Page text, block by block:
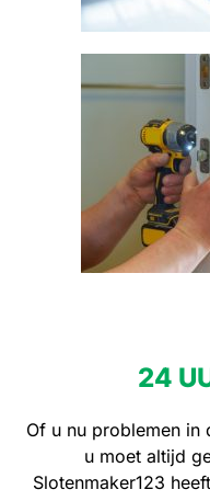
24
Of u nu problemen in
u moet altijd
Slotenmaker123